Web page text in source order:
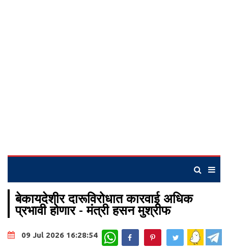
बेकायदेशीर दारूविरोधात कारवाई अधिक
प्रभावी होणार - मंत्री हसन मुश्रीफ
09 Jul 2026 16:28:54 WhatsApp